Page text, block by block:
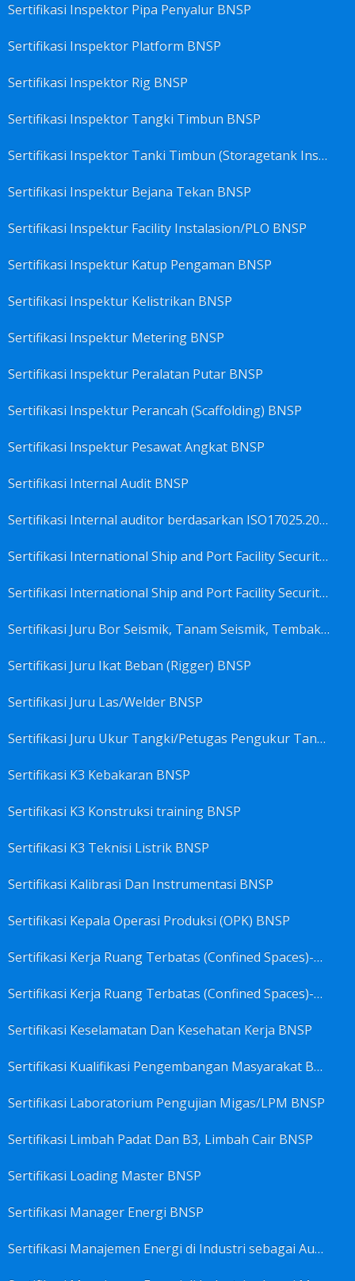
Sertifikasi Inspektor Pipa Penyalur BNSP
Sertifikasi Inspektor Platform BNSP
Sertifikasi Inspektor Rig BNSP
Sertifikasi Inspektor Tangki Timbun BNSP
Sertifikasi Inspektor Tanki Timbun (Storagetank Inspector) BNSP
Sertifikasi Inspektur Bejana Tekan BNSP
Sertifikasi Inspektur Facility Instalasion/PLO BNSP
Sertifikasi Inspektur Katup Pengaman BNSP
Sertifikasi Inspektur Kelistrikan BNSP
Sertifikasi Inspektur Metering BNSP
Sertifikasi Inspektur Peralatan Putar BNSP
Sertifikasi Inspektur Perancah (Scaffolding) BNSP
Sertifikasi Inspektur Pesawat Angkat BNSP
Sertifikasi Internal Audit BNSP
Sertifikasi Internal auditor berdasarkan ISO17025.2017 Pedoman Panduan Mutu&Prosedur Laboratorium BNSP
Sertifikasi International Ship and Port Facility Security Code/ISPS Auditor BNSP
Sertifikasi International Ship and Port Facility Security Code/ISPS Code training for Security Area Manager BNSP
Sertifikasi Juru Bor Seismik, Tanam Seismik, Tembak Seismik BNSP
Sertifikasi Juru Ikat Beban (Rigger) BNSP
Sertifikasi Juru Las/Welder BNSP
Sertifikasi Juru Ukur Tangki/Petugas Pengukur Tangki Migas BNSP
Sertifikasi K3 Kebakaran BNSP
Sertifikasi K3 Konstruksi training BNSP
Sertifikasi K3 Teknisi Listrik BNSP
Sertifikasi Kalibrasi Dan Instrumentasi BNSP
Sertifikasi Kepala Operasi Produksi (OPK) BNSP
Sertifikasi Kerja Ruang Terbatas (Confined Spaces)-Ahli Muda Ruang Terbatas (AMURT/Supervisor) BNSP
Sertifikasi Kerja Ruang Terbatas (Confined Spaces)-Teknisi Ruang Terbatas (TRT/Entrants) BNSP
Sertifikasi Keselamatan Dan Kesehatan Kerja BNSP
Sertifikasi Kualifikasi Pengembangan Masyarakat BNSP
Sertifikasi Laboratorium Pengujian Migas/LPM BNSP
Sertifikasi Limbah Padat Dan B3, Limbah Cair BNSP
Sertifikasi Loading Master BNSP
Sertifikasi Manager Energi BNSP
Sertifikasi Manajemen Energi di Industri sebagai Auditor BNSP